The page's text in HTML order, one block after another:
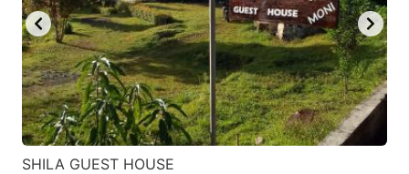
the
keyboard
shortcuts
for
changing
dates.
the
keyboard
shortcuts
for
changing
dates.
SHILA GUEST HOUSE